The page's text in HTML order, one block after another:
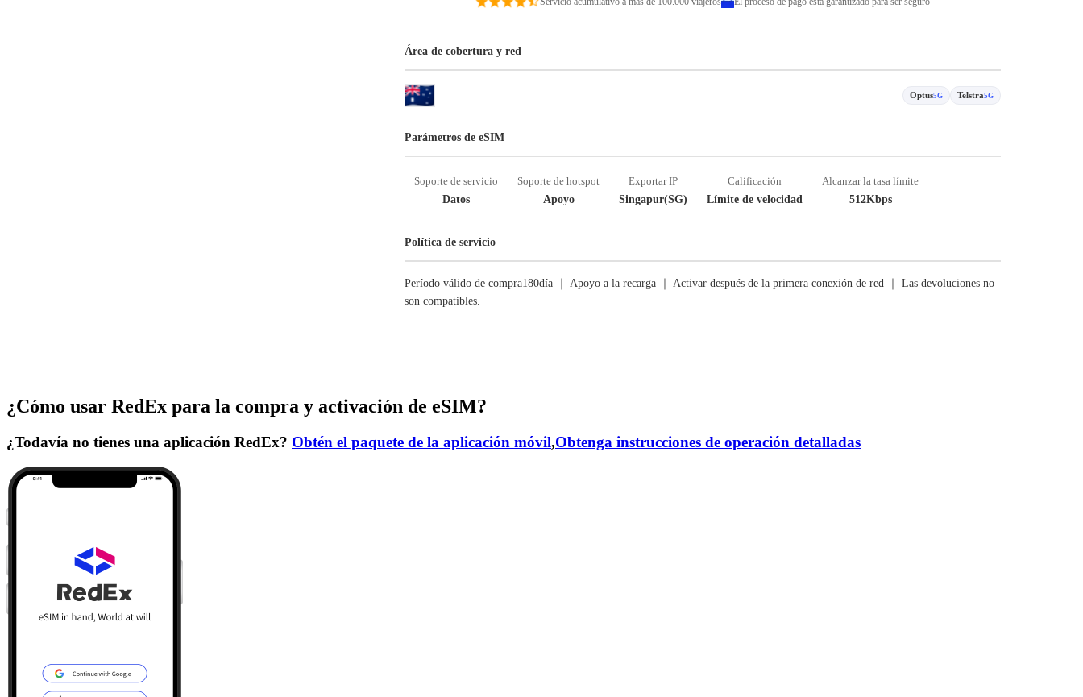
Área de cobertura y red
Optus5G Telstra5G
Parámetros de eSIM
Soporte de servicio
Datos
Soporte de hotspot
Apoyo
Exportar IP
Singapur(SG)
Calificación
Límite de velocidad
Alcanzar la tasa límite
512Kbps
Política de servicio
Período válido de compra180día ｜ Apoyo a la recarga ｜ Activar después de la primera conexión de red ｜ Las devoluciones no
son compatibles.
¿Cómo usar RedEx para la compra y activación de eSIM?
¿Todavía no tienes una aplicación RedEx? Obtén el paquete de la aplicación móvil,Obtenga instrucciones de operación detalladas